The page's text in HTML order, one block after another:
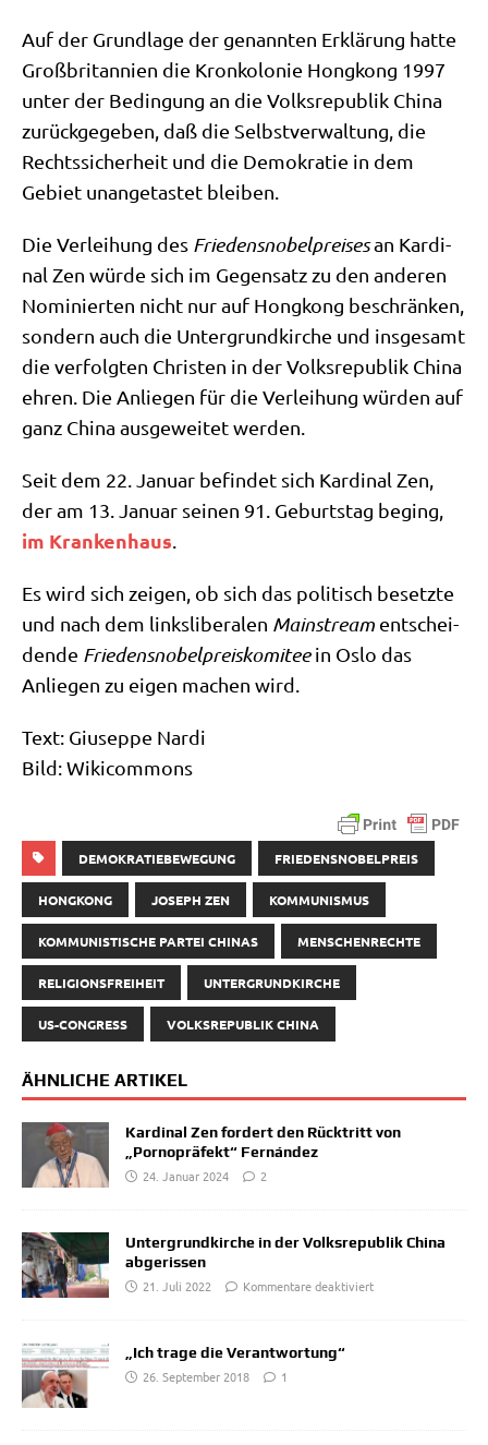
Auf der Grund­la­ge der genann­ten Erklä­rung hat­te
Groß­bri­tan­ni­en die Kron­ko­lo­nie Hong­kong 1997
unter der Bedin­gung an die Volks­re­pu­blik Chi­na
zurück­ge­ge­ben, daß die Selbst­ver­wal­tung, die
Rechts­si­cher­heit und die Demo­kra­tie in dem
Gebiet unan­ge­ta­stet bleiben.
Die Ver­lei­hung des Frie­dens­no­bel­prei­sesan Kar­di­
nal Zen wür­de sich im Gegen­satz zu den ande­ren
Nomi­nier­ten nicht nur auf Hong­kong beschrän­ken,
son­dern auch die Unter­grund­kir­che und ins­ge­samt
die ver­folg­ten Chri­sten in der Volks­re­pu­blik Chi­na
ehren. Die Anlie­gen für die Ver­lei­hung wür­den auf
ganz Chi­na aus­ge­wei­tet werden.
Seit dem 22. Janu­ar befin­det sich Kar­di­nal Zen,
der am 13. Janu­ar sei­nen 91. Geburts­tag beging,
im Kran­ken­haus.
Es wird sich zei­gen, ob sich das poli­tisch besetz­te
und nach dem links­li­be­ra­len Main­stream ent­schei­
den­de Frie­dens­no­bel­preis­ko­mi­teein Oslo das
Anlie­gen zu eigen machen wird.
Text: Giu­sep­pe Nar­di
Bild: Wiki­com­mons
DEMOKRATIEBEWEGUNG FRIEDENSNOBELPREIS
HONGKONG JOSEPH ZEN KOMMUNISMUS
KOMMUNISTISCHE PARTEI CHINAS MENSCHENRECHTE
RELIGIONSFREIHEIT UNTERGRUNDKIRCHE
US-CONGRESS VOLKSREPUBLIK CHINA
ÄHNLICHE ARTIKEL
Kardinal Zen fordert den Rücktritt von
„Pornopräfekt“ Fernández
24. Januar 2024
2
Untergrundkirche in der Volksrepublik China
abgerissen
21. Juli 2022
Kommentare deaktiviert
„Ich trage die Verantwortung“
26. September 2018
1